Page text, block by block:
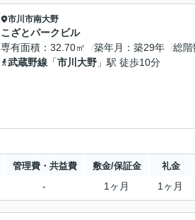
市川市南大野
こざとパークビル
専有面積
32.70㎡ 築年月 築29年 総階
武蔵野線 「市川大野 」駅 徒歩10分
管理費・共益費 敷金/保証金 礼金
- 1ヶ月 1ヶ月